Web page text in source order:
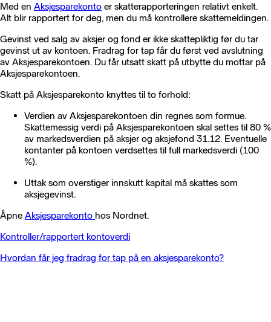
Med en Aksjesparekonto er skatterapporteringen relativt enkelt.
Alt blir rapportert for deg, men du må kontrollere skattemeldingen.
Gevinst ved salg av aksjer og fond er ikke skattepliktig før du tar
gevinst ut av kontoen. Fradrag for tap får du først ved avslutning
av Aksjesparekontoen. Du får utsatt skatt på utbytte du mottar på
Aksjesparekontoen.
Skatt på Aksjesparekonto knyttes til to forhold:
Verdien av Aksjesparekontoen din regnes som formue.
Skattemessig verdi på Aksjesparekontoen skal settes til 80 %
av markedsverdien på aksjer og aksjefond 31.12. Eventuelle
kontanter på kontoen verdsettes til full markedsverdi (100
%).
Uttak som overstiger innskutt kapital må skattes som
aksjegevinst.
Åpne Aksjesparekonto hos Nordnet.
Kontroller/rapportert kontoverdi
Hvordan får jeg fradrag for tap på en aksjesparekonto?